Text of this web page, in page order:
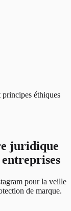
éthiques
juridique
pour la veille
de marque.